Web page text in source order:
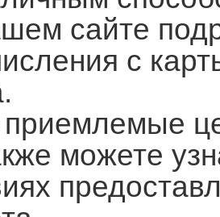
сайте
с
приемлемые
можете